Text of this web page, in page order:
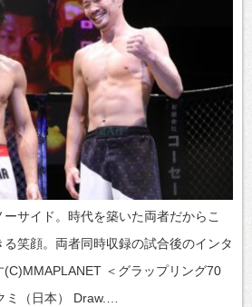
ーサイド。時代を築いた両者だからこ
笑顔。両者同時収録の試合後のインタ
(C)MMAPLANET ＜グラップリング70
ミ（日本） Draw.…